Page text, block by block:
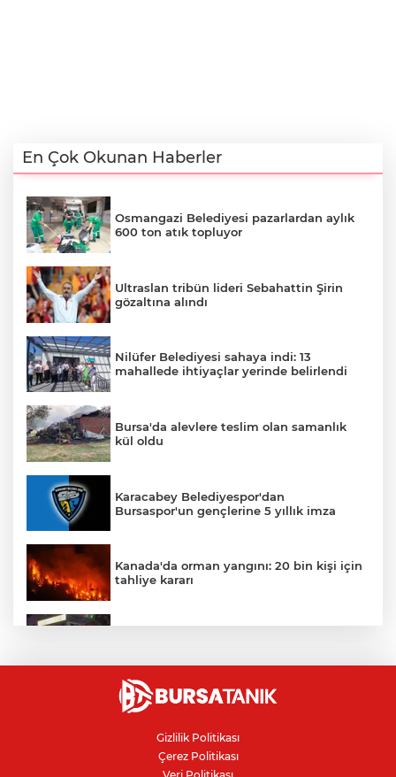
En Çok Okunan Haberler
Osmangazi Belediyesi pazarlardan aylık
600 ton atık topluyor
Ultraslan tribün lideri Sebahattin Şirin
gözaltına alındı
Nilüfer Belediyesi sahaya indi: 13
mahallede ihtiyaçlar yerinde belirlendi
Bursa'da alevlere teslim olan samanlık
kül oldu
Karacabey Belediyespor'dan
Bursaspor'un gençlerine 5 yıllık imza
Kanada'da orman yangını: 20 bin kişi için
tahliye kararı
Bursa'da rahvan atları şampiyonluk için
Kanser teşhisinde doğru görüntüleme
Gizlilik Politikası
Çerez Politikası